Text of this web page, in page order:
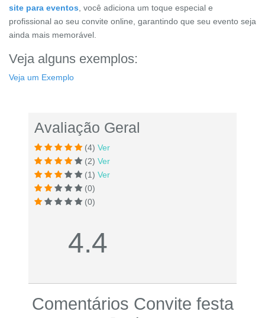
site para eventos , você adiciona um toque especial e
profissional ao seu convite online, garantindo que seu evento seja
ainda mais memorável.
Veja alguns exemplos:
Veja um Exemplo
Avaliação Geral
(4) Ver
(2) Ver
(1) Ver
(0)
(0)
4.4
Comentários Convite festa